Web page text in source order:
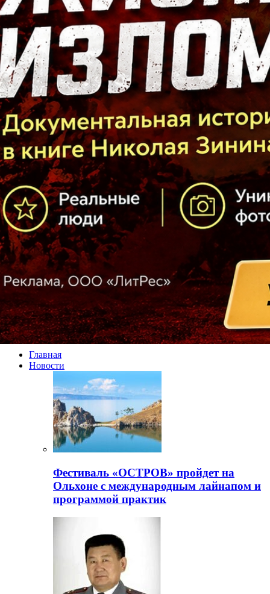
Главная
Новости
Фестиваль «ОСТРОВ» пройдет на
Ольхоне с международным лайнапом и
программой практик